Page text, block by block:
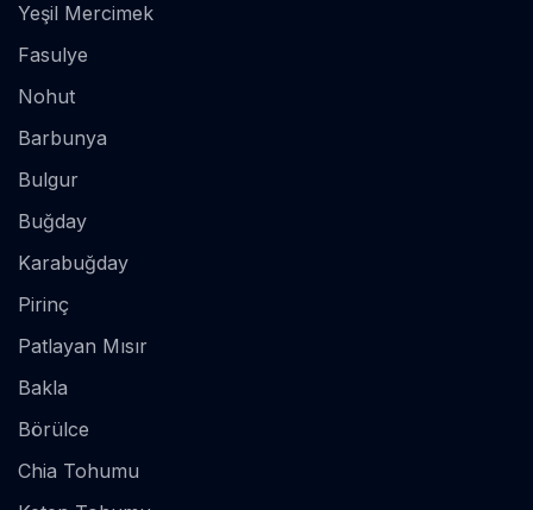
Yeşil Mercimek
Fasulye
Nohut
Barbunya
Bulgur
Buğday
Karabuğday
Pirinç
Patlayan Mısır
Bakla
Börülce
Chia Tohumu